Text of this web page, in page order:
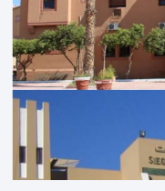
إلى ادراج 10 التزامات ضمن برامجها الانتخابية
الجبلية والانتقال من